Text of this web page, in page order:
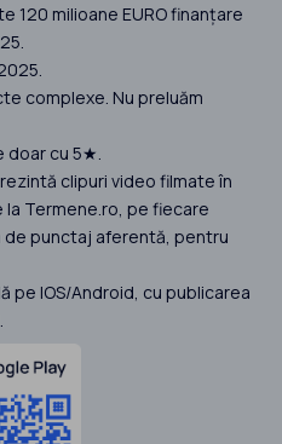
120 milioane EURO finanțare
complexe. Nu preluăm
doar cu 5★.
clipuri video filmate în
Termene.ro, pe fiecare
de punctaj aferentă, pentru
pe IOS/Android, cu publicarea